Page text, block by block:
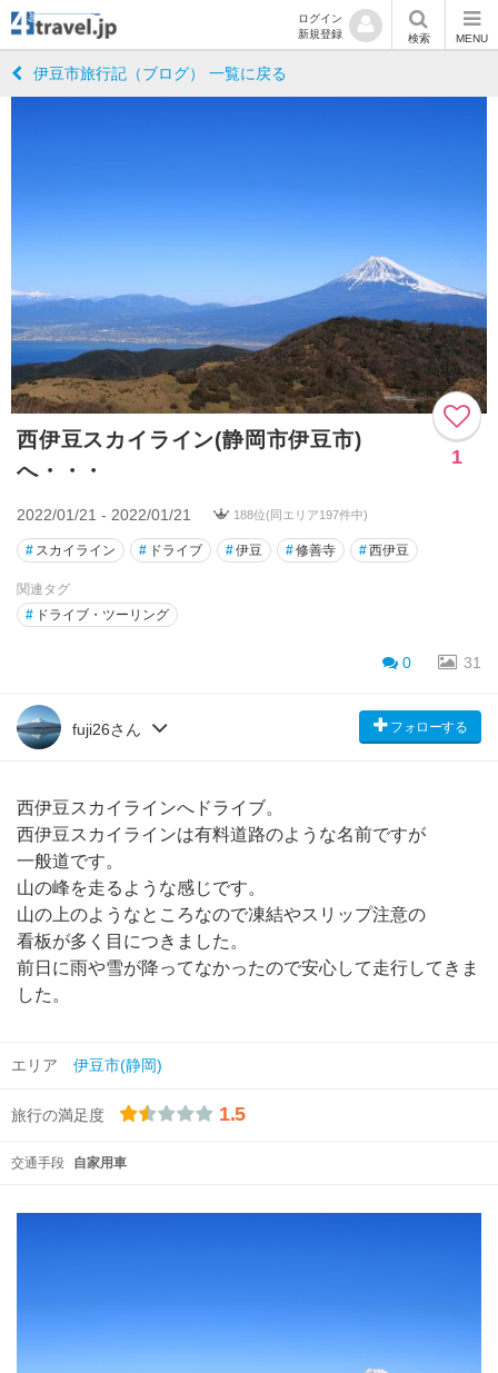
ログイン
新規登録
検索 MENU
伊豆市旅行記（ブログ） 一覧に戻る
西伊豆スカイライン(静岡市伊豆市)
へ・・・
1
2022/01/21 - 2022/01/21 188位(同エリア197件中)
# スカイライン # ドライブ #伊豆 #修善寺 #西伊豆
関連タグ
# ドライブ・ツーリング
0 31
fuji26さん フォローする
西伊豆スカイラインへドライブ。
西伊豆スカイラインは有料道路のような名前ですが
一般道です。
山の峰を走るような感じです。
山の上のようなところなので凍結やスリップ注意の
看板が多く目につきました。
前日に雨や雪が降ってなかったので安心して走行してきま
した。
エリア 伊豆市(静岡)
旅行の満足度 1.5
交通手段 自家用車